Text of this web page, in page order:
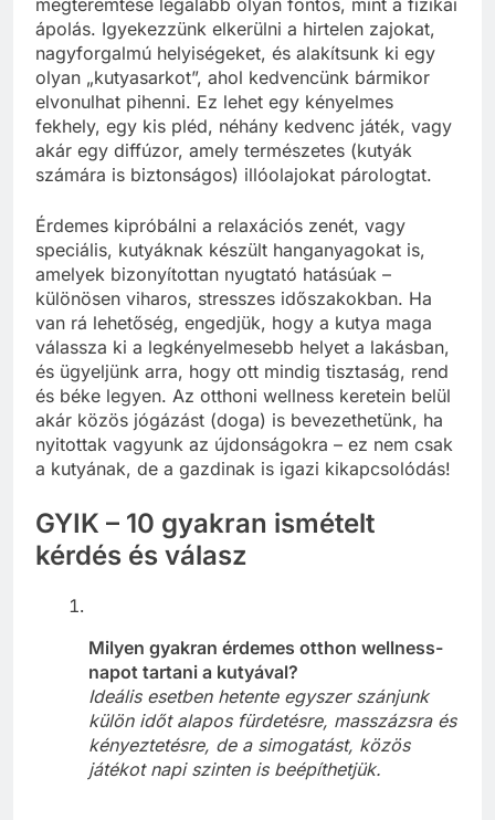
ápolás. Igyekezzünk elkerülni a hirtelen zajokat,
nagyforgalmú helyiségeket, és alakítsunk ki egy
olyan „kutyasarkot”, ahol kedvencünk bármikor
elvonulhat pihenni. Ez lehet egy kényelmes
fekhely, egy kis pléd, néhány kedvenc játék, vagy
akár egy diffúzor, amely természetes (kutyák
számára is biztonságos) illóolajokat párologtat.
Érdemes kipróbálni a relaxációs zenét, vagy
speciális, kutyáknak készült hanganyagokat is,
amelyek bizonyítottan nyugtató hatásúak –
különösen viharos, stresszes időszakokban. Ha
van rá lehetőség, engedjük, hogy a kutya maga
válassza ki a legkényelmesebb helyet a lakásban,
és ügyeljünk arra, hogy ott mindig tisztaság, rend
és béke legyen. Az otthoni wellness keretein belül
akár közös jógázást (doga) is bevezethetünk, ha
nyitottak vagyunk az újdonságokra – ez nem csak
a kutyának, de a gazdinak is igazi kikapcsolódás!
GYIK – 10 gyakran ismételt
kérdés és válasz
Milyen gyakran érdemes otthon wellness-
napot tartani a kutyával?
Ideális esetben hetente egyszer szánjunk
külön időt alapos fürdetésre, masszázsra és
kényeztetésre, de a simogatást, közös
játékot napi szinten is beépíthetjük.